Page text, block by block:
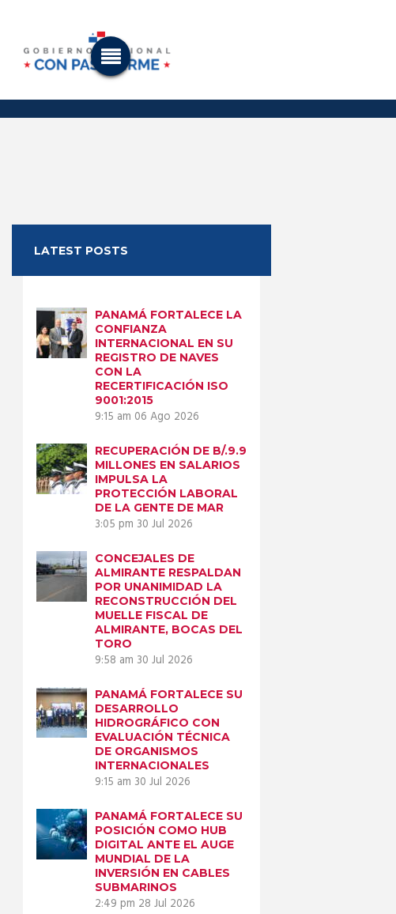
LATEST POSTS
PANAMÁ FORTALECE LA
CONFIANZA
INTERNACIONAL EN SU
REGISTRO DE NAVES
CON LA
RECERTIFICACIÓN ISO
9001:2015
9:15 am 06 Ago 2026
RECUPERACIÓN DE B/.9.9
MILLONES EN SALARIOS
IMPULSA LA
PROTECCIÓN LABORAL
DE LA GENTE DE MAR
3:05 pm 30 Jul 2026
CONCEJALES DE
ALMIRANTE RESPALDAN
POR UNANIMIDAD LA
RECONSTRUCCIÓN DEL
MUELLE FISCAL DE
ALMIRANTE, BOCAS DEL
TORO
9:58 am 30 Jul 2026
PANAMÁ FORTALECE SU
DESARROLLO
HIDROGRÁFICO CON
EVALUACIÓN TÉCNICA
DE ORGANISMOS
INTERNACIONALES
9:15 am 30 Jul 2026
PANAMÁ FORTALECE SU
POSICIÓN COMO HUB
DIGITAL ANTE EL AUGE
MUNDIAL DE LA
INVERSIÓN EN CABLES
SUBMARINOS
2:49 pm 28 Jul 2026